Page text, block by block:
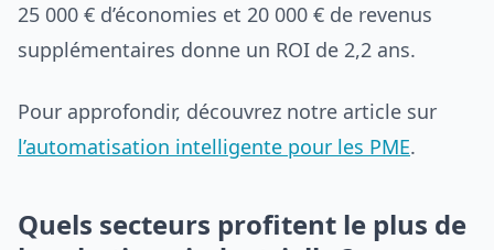
25 000 € d’économies et 20 000 € de revenus
supplémentaires donne un ROI de 2,2 ans.
Pour approfondir, découvrez notre article sur
l’automatisation intelligente pour les PME.
Quels secteurs profitent le plus de